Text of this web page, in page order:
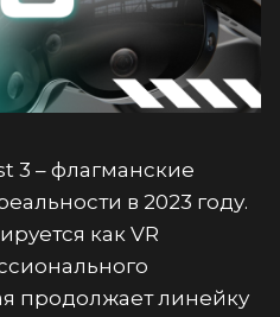
3 – флагманские
в 2023 году.
как VR
продолжает линейку